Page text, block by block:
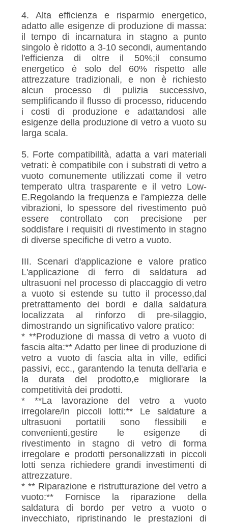
4. Alta efficienza e risparmio energetico,
adatto alle esigenze di produzione di massa:
il tempo di incarnatura in stagno a punto
singolo è ridotto a 3-10 secondi, aumentando
l'efficienza di oltre il 50%;il consumo
energetico è solo del 60% rispetto alle
attrezzature tradizionali, e non è richiesto
alcun processo di pulizia successivo,
semplificando il flusso di processo, riducendo
i costi di produzione e adattandosi alle
esigenze della produzione di vetro a vuoto su
larga scala.
5. Forte compatibilità, adatta a vari materiali
vetrati: è compatibile con i substrati di vetro a
vuoto comunemente utilizzati come il vetro
temperato ultra trasparente e il vetro Low-
E.Regolando la frequenza e l'ampiezza delle
vibrazioni, lo spessore del rivestimento può
essere controllato con precisione per
soddisfare i requisiti di rivestimento in stagno
di diverse specifiche di vetro a vuoto.
III. Scenari d'applicazione e valore pratico
L'applicazione di ferro di saldatura ad
ultrasuoni nel processo di placcaggio di vetro
a vuoto si estende su tutto il processo,dal
pretrattamento dei bordi e dalla saldatura
localizzata al rinforzo di pre-silaggio,
dimostrando un significativo valore pratico:
* **Produzione di massa di vetro a vuoto di
fascia alta:** Adatto per linee di produzione di
vetro a vuoto di fascia alta in ville, edifici
passivi, ecc., garantendo la tenuta dell'aria e
la durata del prodotto,e migliorare la
competitività dei prodotti.
* **La lavorazione del vetro a vuoto
irregolare/in piccoli lotti:** Le saldature a
ultrasuoni portatili sono flessibili e
convenienti,gestire le esigenze di
rivestimento in stagno di vetro di forma
irregolare e prodotti personalizzati in piccoli
lotti senza richiedere grandi investimenti di
attrezzature.
* ** Riparazione e ristrutturazione del vetro a
vuoto:** Fornisce la riparazione della
saldatura di bordo per vetro a vuoto o
invecchiato, ripristinando le prestazioni di